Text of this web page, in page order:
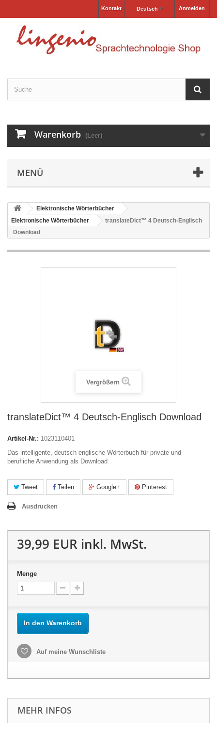
Anmelden
Deutsch
Kontakt
Warenkorb (Leer)
MENÜ
Elektronische Wörterbücher
Elektronische Wörterbücher
translateDict™ 4 Deutsch-Englisch
Download
Vergrößern
translateDict™ 4 Deutsch-Englisch Download
Artikel-Nr.: 1023110401
Das intelligente, deutsch-englische Wörterbuch für private und
berufliche Anwendung als Download
Tweet Teilen Google+ Pinterest
Ausdrucken
39,99 EUR inkl. MwSt.
Menge
In den Warenkorb
Auf meine Wunschliste
MEHR INFOS